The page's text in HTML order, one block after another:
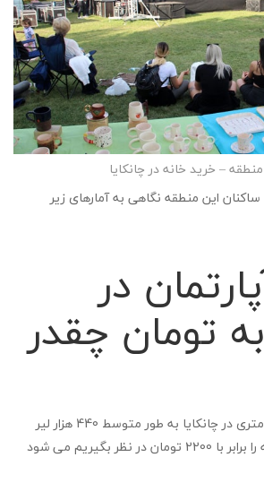
– خرید خانه در چانکایا
ساکنان این منطقه نگاهی به آمارهای زیر
در
تومان چقدر
قیمت یک آپارتمان 100 متری در چانکایا به طور متوسط 440 هزار لیر
بگیریم می شود